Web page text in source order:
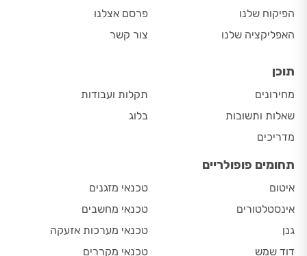
הפיקוח שלנו
האפליקציה שלנו
פרסם אצלנו
צור קשר
תוכן
מחירונים
שאלות ותשובות
מדריכים
תקלות ועבודות
בלוג
תחומים פופולריים
איטום
אינסטלטורים
גנן
דוד שמש
טכנאי מזגנים
טכנאי מחשבים
טכנאי מערכות אזעקה
טכנאי מקררים